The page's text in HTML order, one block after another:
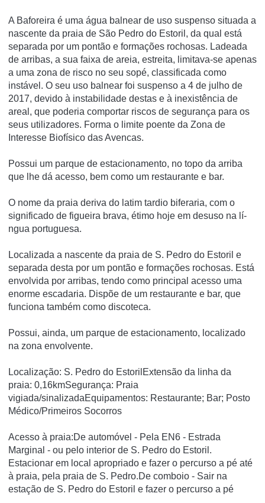
A Baforeira é uma água balnear de uso suspenso situada a
nascente da praia de São Pedro do Estoril, da qual está
separada por um pontão e formações rochosas. Ladeada
de arribas, a sua faixa de areia, estreita, limitava-se apenas
a uma zona de risco no seu sopé, classificada como
instável. O seu uso balnear foi suspenso a 4 de julho de
2017, devido à instabilidade destas e à inexistência de
areal, que poderia comportar riscos de segurança para os
seus utilizadores. Forma o limite poente da Zona de
Interesse Biofí­sico das Avencas.
Possui um parque de estacionamento, no topo da arriba
que lhe dá acesso, bem como um restaurante e bar.
O nome da praia deriva do latim tardio biferaria, com o
significado de figueira brava, étimo hoje em desuso na lí­
ngua portuguesa.
Localizada a nascente da praia de S. Pedro do Estoril e
separada desta por um pontão e formações rochosas. Está
envolvida por arribas, tendo como principal acesso uma
enorme escadaria. Dispõe de um restaurante e bar, que
funciona também como discoteca.
Possui, ainda, um parque de estacionamento, localizado
na zona envolvente.
Localização: S. Pedro do EstorilExtensão da linha da
praia: 0,16kmSegurança: Praia
vigiada/sinalizadaEquipamentos: Restaurante; Bar; Posto
Médico/Primeiros Socorros
Acesso à praia:De automóvel - Pela EN6 - Estrada
Marginal - ou pelo interior de S. Pedro do Estoril.
Estacionar em local apropriado e fazer o percurso a pé até
à praia, pela praia de S. Pedro.De comboio - Sair na
estação de S. Pedro do Estoril e fazer o percurso a pé